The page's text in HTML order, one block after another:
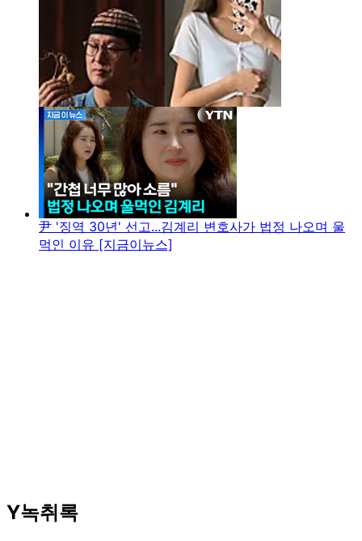
尹 '징역 30년' 선고...김계리 변호사가 법정 나오며 울
먹인 이유 [지금이뉴스]
Y녹취록